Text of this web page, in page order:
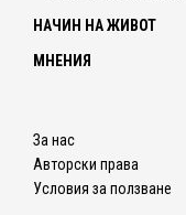
НАЧИН НА ЖИВОТ
МНЕНИЯ
За нас
Авторски права
Условия за ползване